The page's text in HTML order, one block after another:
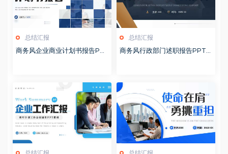
总结汇报
商务风企业商业计划书报告PP
总结汇报
商务风行政部门述职报告PPT